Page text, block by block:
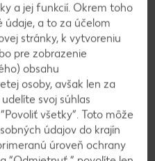
a jej funkcií. Okrem toho
údaje, a to za účelom
stránky, k vytvoreniu
pre zobrazenie
obsahu
osoby, avšak len za
svoj súhlas
všetky”. Toto môže
údajov do krajín
úroveň ochrany